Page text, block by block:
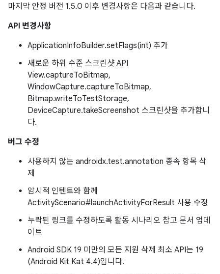
마지막 안정 버전 1.5.0 이후 변경사항은 다음과 같습니다.
API 변경사항
ApplicationInfoBuilder.setFlags(int) 추가
새로운 하위 수준 스크린샷 API
View.captureToBitmap,
WindowCapture.captureToBitmap,
Bitmap.writeToTestStorage,
DeviceCapture.takeScreenshot 스크린샷을 추가합니
다.
버그 수정
사용하지 않는 androidx.test.annotation 종속 항목 삭
제
암시적 인텐트와 함께
ActivityScenario#launchActivityForResult 사용 수정
누락된 링크를 수정하도록 활동 시나리오 참고 문서 업데
이트
Android SDK 19 미만의 모든 지원 삭제 최소 API는 19
(Android Kit Kat 4.4)입니다.